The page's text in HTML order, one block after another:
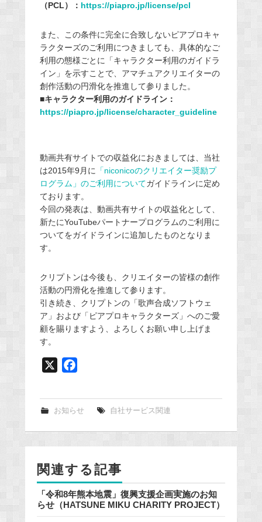
（PCL）： https://piapro.jp/license/pcl
また、この条件に完全に合致しないピアプロキャ
ラクターズのご利用につきましても、具体的なご
利用の態様ごとに「キャラクター利用のガイドラ
イン」を示すことで、アマチュアクリエイターの
創作活動の円滑化を推進して参りました。
■キャラクター利用のガイドライン：
https://piapro.jp/license/character_guideline
動画共有サイトでの収益化におきましては、当社
は2015年9月に 「niconicoのクリエイター奨励プ
ログラム」のご利用についてガイドラインに定め
ております。
今回の発表は、動画共有サイトの収益化として、
新たにYouTubeパートナープログラムのご利用に
ついてをガイドラインに追加したものとなりま
す。
クリプトンは今後も、クリエイターの皆様の創作
活動の円滑化を推進して参ります。
引き続き、クリプトンの「歌声合成ソフトウェ
ア」および「ピアプロキャラクターズ」へのご愛
顧を賜りますよう、よろしくお願い申し上げま
す。
e
k
お知らせ 自社サービス関連
関連する記事
「令和8年熊本地震」復興支援企画実施のお知
らせ（HATSUNE MIKU CHARITY PROJECT）